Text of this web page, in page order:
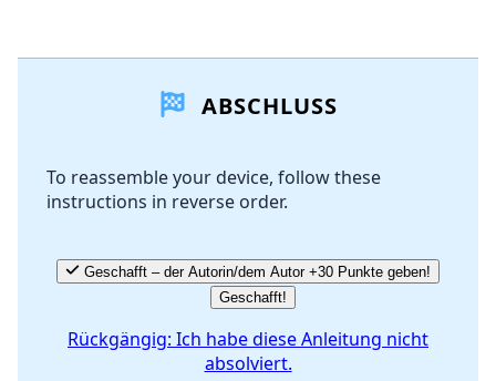
Kommentar hinzufügen
Abbrechen
ABSCHLUSS
To reassemble your device, follow these
instructions in reverse order.
Geschafft – der Autorin/dem Autor +30 Punkte geben!
Geschafft!
Rückgängig: Ich habe diese Anleitung nicht
absolviert.